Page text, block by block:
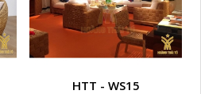
HTT - WS15